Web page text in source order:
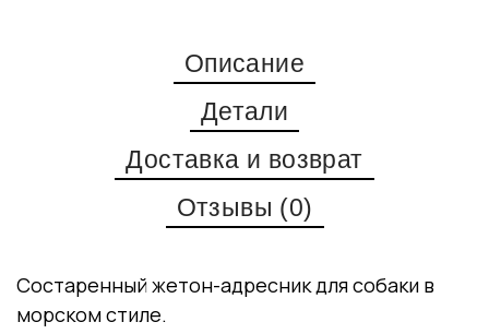
Описание
Детали
Доставка и возврат
Отзывы (0)
Состаренный жетон-адресник для собаки в
морском стиле.